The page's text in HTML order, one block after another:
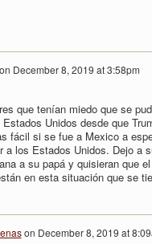
on December 8, 2019 at 3:58pm
que tenían miedo que se
Unidos desde que
fácil si se fue a Mexico a
a los Estados Unidos. Dejo
a su papá y quisieran que
en esta situación que se
on December 8, 2019 at